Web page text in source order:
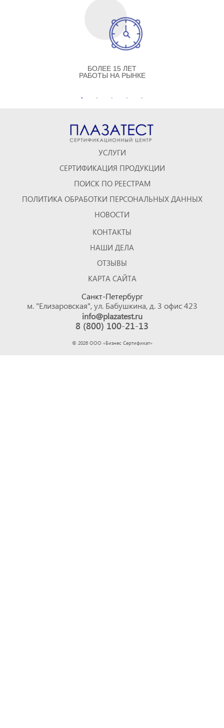
БОЛЕЕ 15 ЛЕТ
РАБОТЫ НА РЫНКЕ
УСЛУГИ
СЕРТИФИКАЦИЯ ПРОДУКЦИИ
ПОИСК ПО РЕЕСТРАМ
ПОЛИТИКА ОБРАБОТКИ ПЕРСОНАЛЬНЫХ ДАННЫХ
НОВОСТИ
КОНТАКТЫ
НАШИ ДЕЛА
ОТЗЫВЫ
КАРТА САЙТА
Санкт-Петербург
м. "Елизаровская", ул. Бабушкина, д. 3 офис 423
info@plazatest.ru
8 (800) 100-21-13
© 2026ООО «Бизнес Cертификат»